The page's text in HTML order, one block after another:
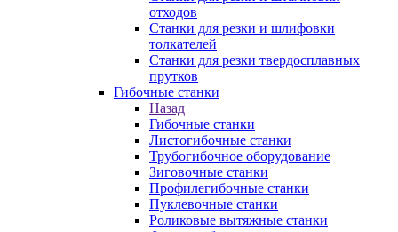
отходов
Станки для резки и шлифовки
толкателей
Станки для резки твердосплавных
прутков
Гибочные станки
Назад
Гибочные станки
Листогибочные станки
Трубогибочное оборудование
Зиговочные станки
Профилегибочные станки
Пуклевочные станки
Роликовые вытяжные станки